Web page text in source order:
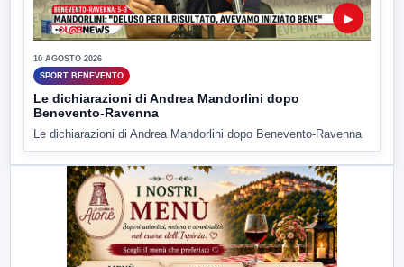
▶
10 AGOSTO 2026
SPORT BENEVENTO
Le dichiarazioni di Andrea Mandorlini dopo
Benevento-Ravenna
Le dichiarazioni di Andrea Mandorlini dopo Benevento-Ravenna